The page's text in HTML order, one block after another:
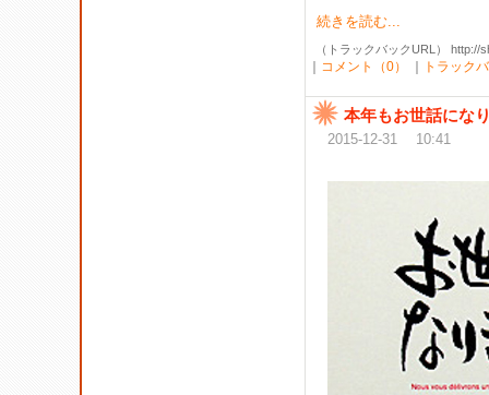
続きを読む...
（トラックバックURL）
コメント（0） トラック
本年もお世話にな
2015-12-31 10:41